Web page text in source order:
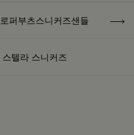
로퍼부츠스니커즈샌들
스텔라 스니커즈